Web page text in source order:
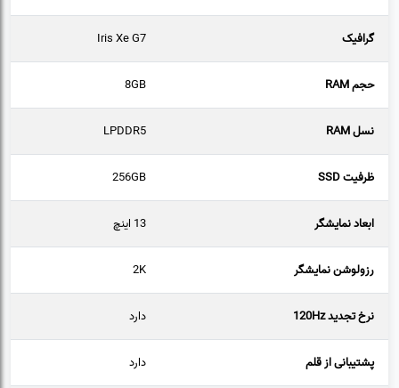
گرافیک Iris Xe G7
حجم RAM 8GB
نسل RAM LPDDR5
ظرفیت SSD 256GB
ابعاد نمایشگر 13 اینچ
رزولوشن نمایشگر 2K
نرخ تجدید 120Hz دارد
پشتیبانی از قلم دارد